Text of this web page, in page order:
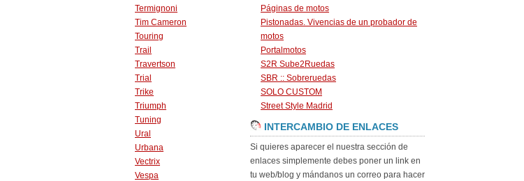
Termignoni
Tim Cameron
Touring
Trail
Travertson
Trial
Trike
Triumph
Tuning
Ural
Urbana
Vectrix
Vespa
Páginas de motos
Pistonadas. Vivencias de un probador de
motos
Portalmotos
S2R Sube2Ruedas
SBR :: Sobreruedas
SOLO CUSTOM
Street Style Madrid
INTERCAMBIO DE ENLACES
Si quieres aparecer el nuestra sección de
enlaces simplemente debes poner un link en
tu web/blog y mándanos un correo para hacer